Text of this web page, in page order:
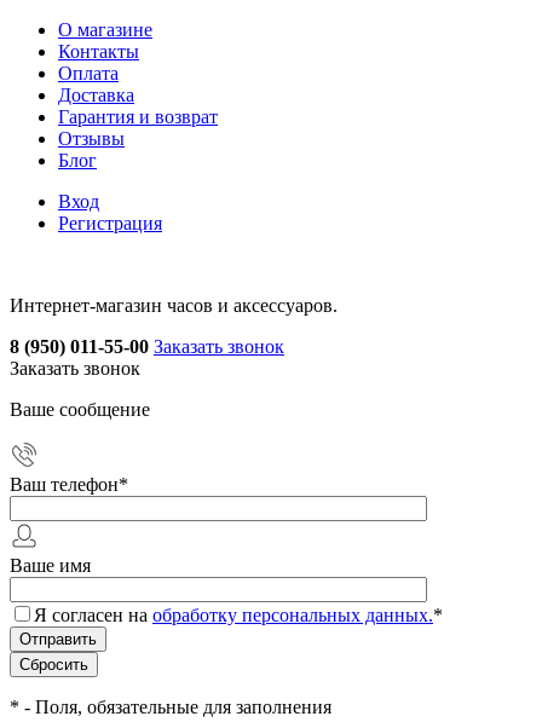
О магазине
Контакты
Оплата
Доставка
Гарантия и возврат
Отзывы
Блог
Вход
Регистрация
Интернет-магазин часов и аксессуаров.
8 (950) 011-55-00 Заказать звонок
Заказать звонок
Ваше сообщение
Ваш телефон*
Ваше имя
Я согласен на обработку персональных данных.*
* - Поля, обязательные для заполнения